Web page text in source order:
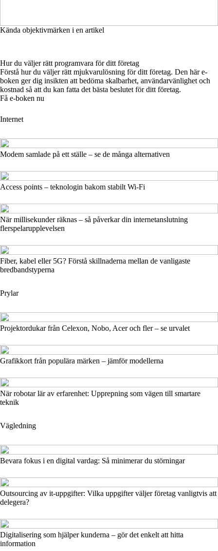
Kända objektivmärken i en artikel
Hur du väljer rätt programvara för ditt företag
Förstå hur du väljer rätt mjukvarulösning för ditt företag. Den här e-
boken ger dig insikten att bedöma skalbarhet, användarvänlighet och
kostnad så att du kan fatta det bästa beslutet för ditt företag.
Få e-boken nu
Internet
Modem samlade på ett ställe – se de många alternativen
Access points – teknologin bakom stabilt Wi-Fi
När millisekunder räknas – så påverkar din internetanslutning
flerspelarupplevelsen
Fiber, kabel eller 5G? Förstå skillnaderna mellan de vanligaste
bredbandstyperna
Prylar
Projektordukar från Celexon, Nobo, Acer och fler – se urvalet
Grafikkort från populära märken – jämför modellerna
När robotar lär av erfarenhet: Upprepning som vägen till smartare
teknik
Vägledning
Bevara fokus i en digital vardag: Så minimerar du störningar
Outsourcing av it-uppgifter: Vilka uppgifter väljer företag vanligtvis att
delegera?
Digitalisering som hjälper kunderna – gör det enkelt att hitta
information